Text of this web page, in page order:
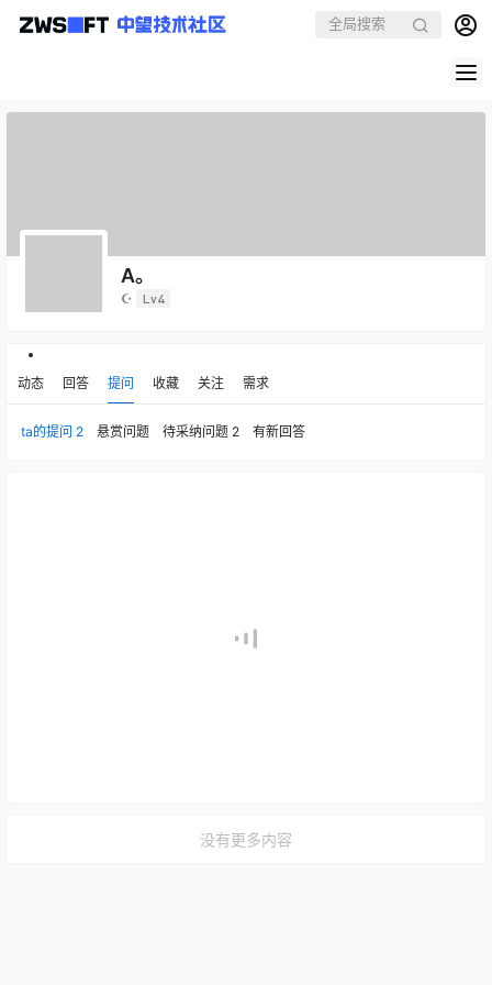
A。
☪ Lv4
动态 回答 提问 收藏 关注 需求
ta的提问 2 悬赏问题 待采纳问题 2 有新回答
没有更多内容